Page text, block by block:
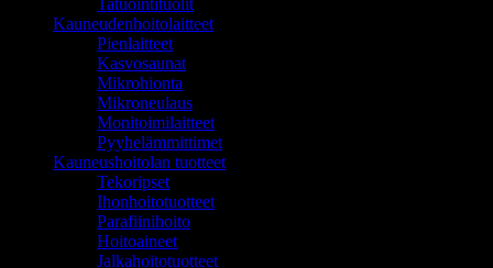
Tatuointituolit
Kauneudenhoitolaitteet
Pienlaitteet
Kasvosaunat
Mikrohionta
Mikroneulaus
Monitoimilaitteet
Pyyhelämmittimet
Kauneushoitolan tuotteet
Tekoripset
Ihonhoitotuotteet
Parafiinihoito
Hoitoaineet
Jalkahoitotuotteet